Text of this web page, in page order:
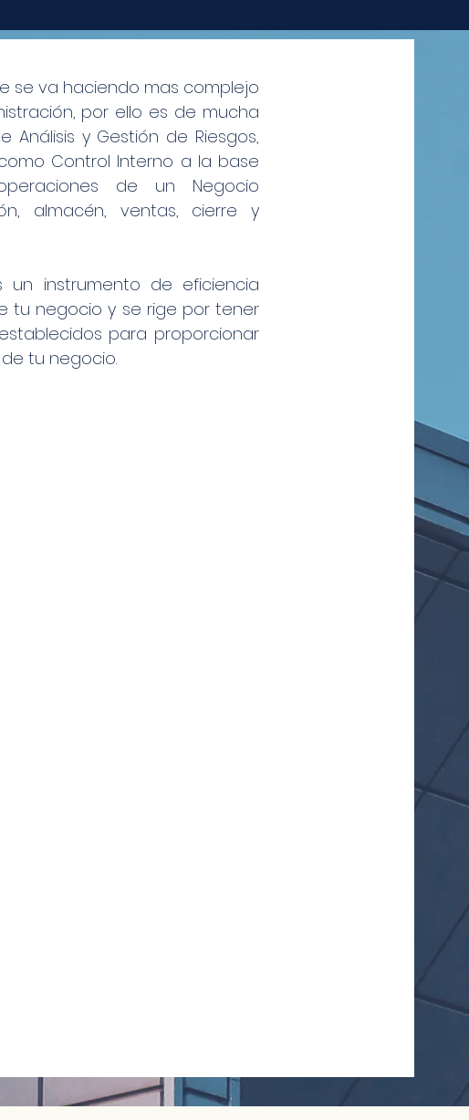
se va haciendo mas complejo
por ello es de mucha
y Gestión de Riesgos,
Control Interno a la base
de un Negocio
almacén, ventas, cierre y
un instrumento de eficiencia
tu negocio y se rige por tener
para proporcionar
tu negocio.